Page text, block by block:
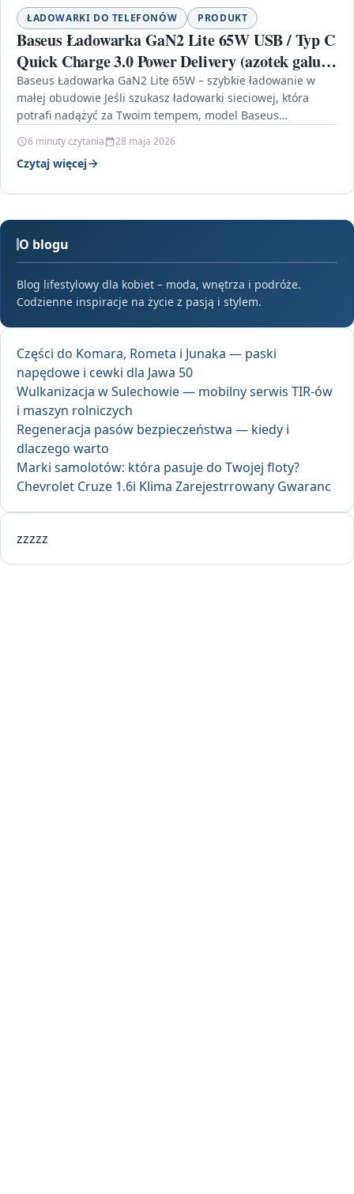
ŁADOWARKI DO TELEFONÓW PRODUKT
Baseus Ładowarka GaN2 Lite 65W USB / Typ C
Quick Charge 3.0 Power Delivery (azotek galu)
CCGAN2L-B02
Baseus Ładowarka GaN2 Lite 65W – szybkie ładowanie w
małej obudowie Jeśli szukasz ładowarki sieciowej, która
potrafi nadążyć za Twoim tempem, model Baseus
6 minuty czytania 28 maja 2026
Czytaj więcej
O blogu
Blog lifestylowy dla kobiet – moda, wnętrza i podróże.
Codzienne inspiracje na życie z pasją i stylem.
Części do Komara, Rometa i Junaka — paski
napędowe i cewki dla Jawa 50
Wulkanizacja w Sulechowie — mobilny serwis TIR-ów
i maszyn rolniczych
Regeneracja pasów bezpieczeństwa — kiedy i
dlaczego warto
Marki samolotów: która pasuje do Twojej floty?
Chevrolet Cruze 1.6i Klima Zarejestrrowany Gwaranc
zzzzz